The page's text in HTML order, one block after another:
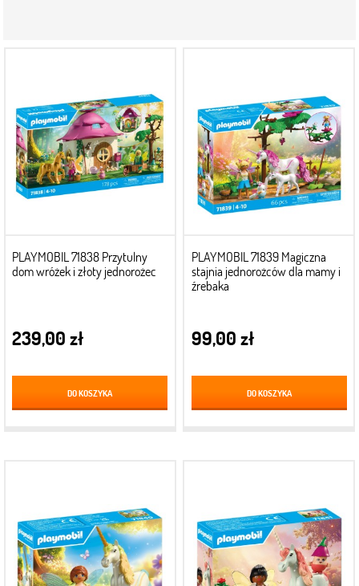
PLAYMOBIL 71838 Przytulny
dom wróżek i złoty jednorożec
239,00 zł
DO KOSZYKA
PLAYMOBIL 71839 Magiczna
stajnia jednorożców dla mamy i
źrebaka
99,00 zł
DO KOSZYKA